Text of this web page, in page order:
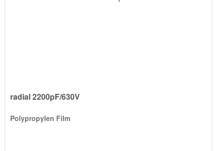
radial 2200pF/630V
Polypropylen Film